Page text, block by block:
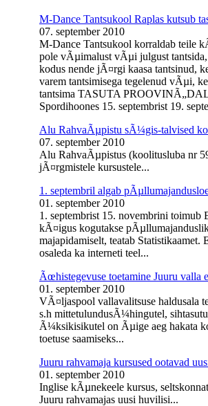
M-Dance Tantsukool Raplas kutsub
07. september 2010
M-Dance Tantsukool korraldab teile
pole vÃµimalust vÃµi julgust
kodus nende jÃ¤rgi kaasa tantsinud,
varem tantsimisega tegelenud vÃµi,
tantsima TASUTA
Spordihoones 15. septembrist 19.
Alu RahvaÃµpistu sÃ¼gis-talvised
07. september 2010
Alu RahvaÃµpistus (koolitusluba nr
jÃ¤rgmistele kursustele...
1. septembril algab
01. september 2010
1. septembrist 15. novembrini toimub
kÃ¤igus kogutakse
majapidamiselt, teatab Statistikaamet.
osaleda ka interneti teel...
Ãœhistegevuse toetamine Juuru valla
01. september 2010
VÃ¤ljaspool vallavalitsuse haldusala
s.h mittetulundusÃ¼hingutel,
Ã¼ksikisikutel on Ãµige aeg hakata
toetuse saamiseks...
Juuru rahvamaja kursused ootavad
01. september 2010
Inglise kÃµnekeele kursus,
Juuru rahvamajas uusi huvilisi...